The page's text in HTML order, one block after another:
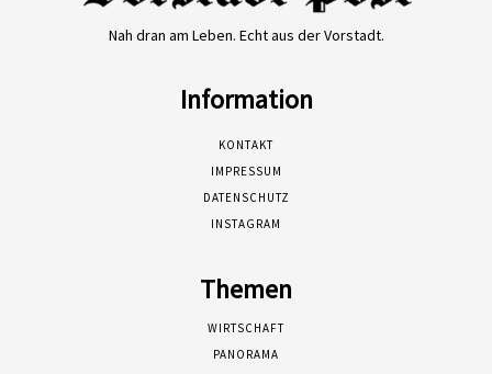
Nah dran am Leben. Echt aus der Vorstadt.
Information
KONTAKT
IMPRESSUM
DATENSCHUTZ
INSTAGRAM
Themen
WIRTSCHAFT
PANORAMA